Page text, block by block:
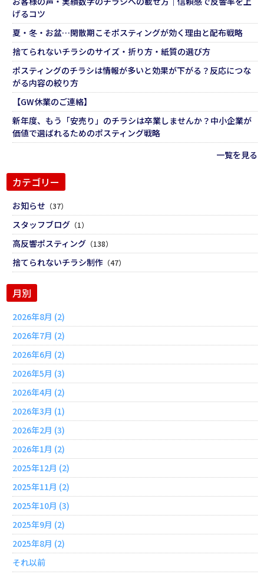
げるコツ
夏・冬・お盆…閑散期こそポスティングが効く理由と配布戦略
捨てられないチラシのサイズ・折り方・紙質の選び方
ポスティングのチラシは情報が多いと効果が下がる？反応につな
がる内容の絞り方
【GW休業のご連絡】
新年度、もう「安売り」のチラシは卒業しませんか？中小企業が
価値で選ばれるためのポスティング戦略
一覧を見る
カテゴリー
お知らせ （37）
スタッフブログ （1）
高反響ポスティング （138）
捨てられないチラシ制作 （47）
月別
2026年8月 (2)
2026年7月 (2)
2026年6月 (2)
2026年5月 (3)
2026年4月 (2)
2026年3月 (1)
2026年2月 (3)
2026年1月 (2)
2025年12月 (2)
2025年11月 (2)
2025年10月 (3)
2025年9月 (2)
2025年8月 (2)
それ以前